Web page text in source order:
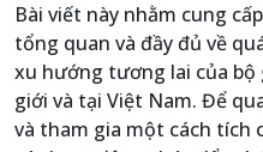
Bài viết này nhằm cung
tổng quan và đầy đủ về
xu hướng tương lai của
giới và tại Việt Nam. Để
và tham gia một cách tích